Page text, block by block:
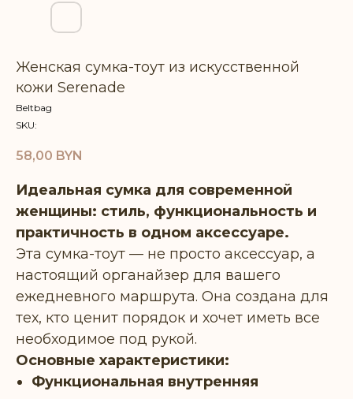
Женская сумка-тоут из искусственной
кожи Serenade
Beltbag
SKU:
58,00 BYN
Идеальная сумка для современной
женщины: стиль, функциональность и
практичность в одном аксессуаре.
Эта сумка-тоут — не просто аксессуар, а
настоящий органайзер для вашего
ежедневного маршрута. Она создана для
тех, кто ценит порядок и хочет иметь все
необходимое под рукой.
Основные характеристики:
Функциональная внутренняя